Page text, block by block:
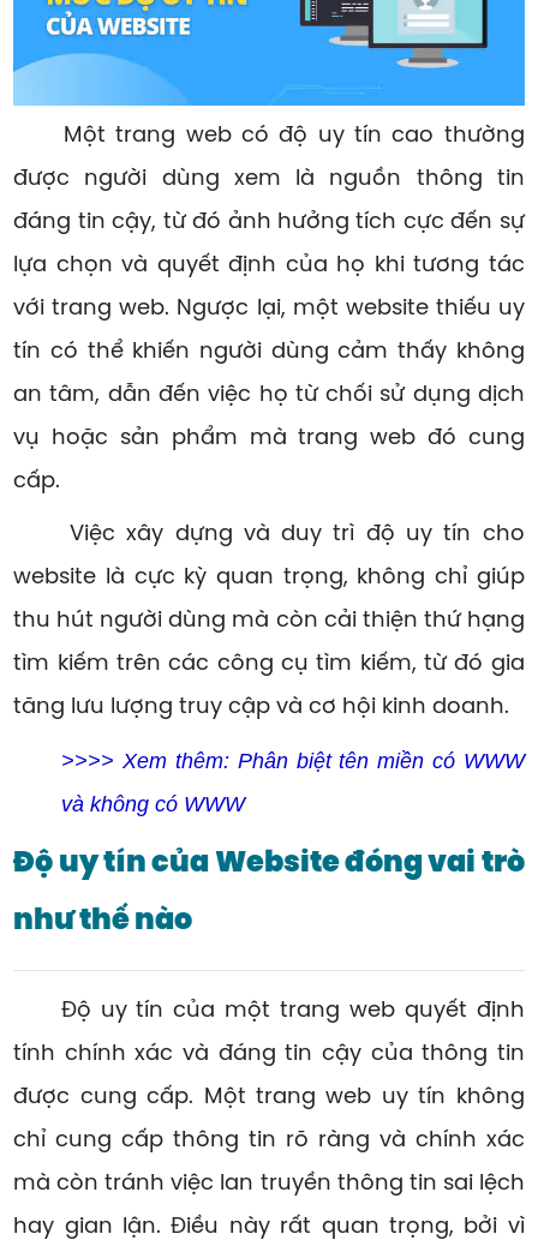
Một trang web có độ uy tín cao thường
được người dùng xem là nguồn thông tin
đáng tin cậy, từ đó ảnh hưởng tích cực đến sự
lựa chọn và quyết định của họ khi tương tác
với trang web. Ngược lại, một website thiếu uy
tín có thể khiến người dùng cảm thấy không
an tâm, dẫn đến việc họ từ chối sử dụng dịch
vụ hoặc sản phẩm mà trang web đó cung
cấp.
Việc xây dựng và duy trì độ uy tín cho
website là cực kỳ quan trọng, không chỉ giúp
thu hút người dùng mà còn cải thiện thứ hạng
tìm kiếm trên các công cụ tìm kiếm, từ đó gia
tăng lưu lượng truy cập và cơ hội kinh doanh.
>>>> Xem thêm: Phân biệt tên miền có WWW
và không có WWW
Độ uy tín của Website đóng vai trò
như thế nào
Độ uy tín của một trang web quyết định
tính chính xác và đáng tin cậy của thông tin
được cung cấp. Một trang web uy tín không
chỉ cung cấp thông tin rõ ràng và chính xác
mà còn tránh việc lan truyền thông tin sai lệch
hay gian lận. Điều này rất quan trọng, bởi vì